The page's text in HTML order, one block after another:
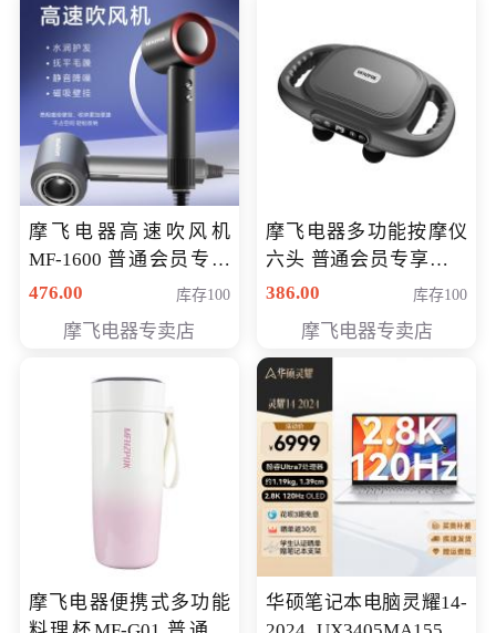
摩飞电器高速吹风机
MF-1600 普通会员专享
价298元
476.00 库存100
摩飞电器专卖店
摩飞电器多功能按摩仪
六头 普通会员专享价格
199元
386.00 库存100
摩飞电器专卖店
摩飞电器便携式多功能
华硕笔记本电脑灵耀14-